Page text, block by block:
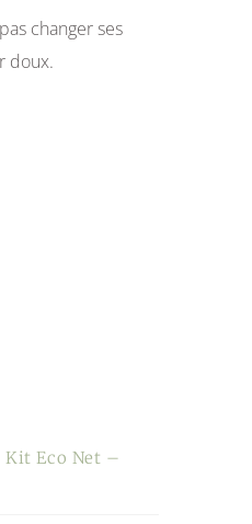
changer ses
doux.
Kit Eco Net –